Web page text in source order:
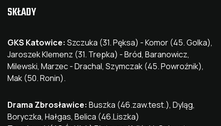
SKŁADY
GKS Katowice: Szczuka (31. Pęksa) - Komor (45. Golka),
Jaroszek Klemenz (31. Trepka) - Bród, Baranowicz,
Milewski, Marzec - Drachal, Szymczak (45. Powroźnik),
Mak (50. Ronin).
Drama Zbrosławice: Buszka (46.zaw.test.), Dyląg,
Boryczka, Hałgas, Belica (46.Liszka)